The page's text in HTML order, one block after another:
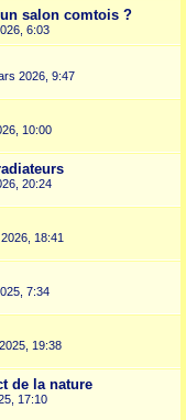
salon comtois ?
6:03
2026, 9:47
10:00
20:24
18:41
7:34
19:38
de la nature
17:10